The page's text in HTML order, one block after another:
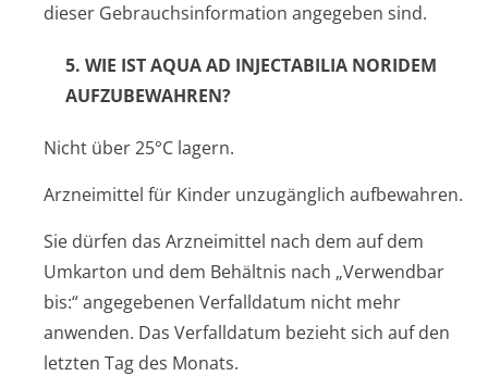
dieser Gebrauchsinfor­mation angegeben sind.
5. WIE ISTAQUA AD INJECTABILIA NORIDEM
AUFZUBEWAHREN?
Nicht über 25°C lagern.
Arzneimittel für Kinder unzugänglich aufbewahren.
Sie dürfen das Arzneimittel nach dem auf dem
Umkarton und dem Behältnis nach „Verwendbar
bis:“ angegebenen Verfalldatum nicht mehr
anwenden. Das Verfalldatum bezieht sich auf den
letzten Tag des Monats.